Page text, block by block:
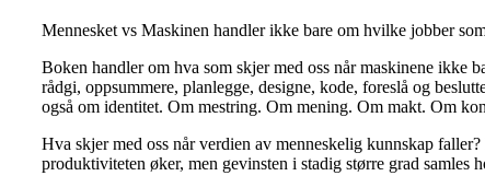
Mennesket vs Maskinen handler ikke bare om hvilke jobber
Boken handler om hva som skjer med oss når maskinene ikke
rådgi, oppsummere, planlegge, designe, kode, foreslå og
også om identitet. Om mestring. Om mening. Om makt. Om
Hva skjer med oss når verdien av menneskelig kunnskap
produktiviteten øker, men gevinsten i stadig større grad samles